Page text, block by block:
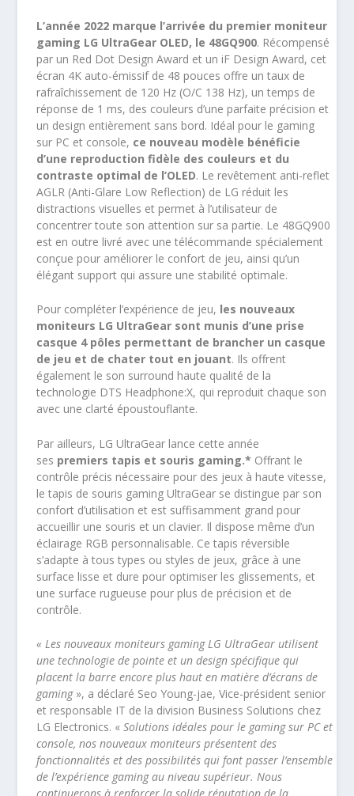
L’année 2022 marque l’arrivée du premier moniteur
gaming LG UltraGear OLED, le 48GQ900. Récompensé
par un Red Dot Design Award et un iF Design Award, cet
écran 4K auto-émissif de 48 pouces offre un taux de
rafraîchissement de 120 Hz (O/C 138 Hz), un temps de
réponse de 1 ms, des couleurs d’une parfaite précision et
un design entièrement sans bord. Idéal pour le gaming
sur PC et console, ce nouveau modèle bénéficie
d’une reproduction fidèle des couleurs et du
contraste optimal de l’OLED. Le revêtement anti-reflet
AGLR (Anti-Glare Low Reflection) de LG réduit les
distractions visuelles et permet à l’utilisateur de
concentrer toute son attention sur sa partie. Le 48GQ900
est en outre livré avec une télécommande spécialement
conçue pour améliorer le confort de jeu, ainsi qu’un
élégant support qui assure une stabilité optimale.
Pour compléter l’expérience de jeu, les nouveaux
moniteurs LG UltraGear sont munis d’une prise
casque 4 pôles permettant de brancher un casque
de jeu et de chater tout en jouant. Ils offrent
également le son surround haute qualité de la
technologie DTS Headphone:X, qui reproduit chaque son
avec une clarté époustouflante.
Par ailleurs, LG UltraGear lance cette année
ses premiers tapis et souris gaming.* Offrant le
contrôle précis nécessaire pour des jeux à haute vitesse,
le tapis de souris gaming UltraGear se distingue par son
confort d’utilisation et est suffisamment grand pour
accueillir une souris et un clavier. Il dispose même d’un
éclairage RGB personnalisable. Ce tapis réversible
s’adapte à tous types ou styles de jeux, grâce à une
surface lisse et dure pour optimiser les glissements, et
une surface rugueuse pour plus de précision et de
contrôle.
« Les nouveaux moniteurs gaming LG UltraGear utilisent
une technologie de pointe et un design spécifique qui
placent la barre encore plus haut en matière d’écrans de
gaming», a déclaré Seo Young-jae, Vice-président senior
et responsable IT de la division Business Solutions chez
LG Electronics. «Solutions idéales pour le gaming sur PC et
console, nos nouveaux moniteurs présentent des
fonctionnalités et des possibilités qui font passer l’ensemble
de l’expérience gaming au niveau supérieur. Nous